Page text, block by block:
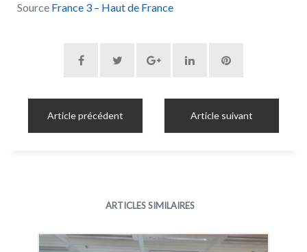
Source France 3 – Haut de France
Article précédent Article suivant
ARTICLES SIMILAIRES